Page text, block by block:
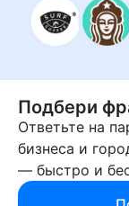
предоставления
на сайте или
правообладатель.
© 2013-2026
166109472099 ОГРН
При использовании
обязательна. 12+
Подбери
Ответьте на
бизнеса и
— быстро и